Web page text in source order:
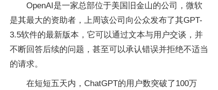
OpenAI是一家总部位于美国旧金山的公司，微软
是其最大的资助者，上周该公司向公众发布了其GPT-
3.5软件的最新版本，它可以通过文本与用户交谈，并
不断回答后续的问题，甚至可以承认错误并拒绝不适当
的请求。
在短短五天内，ChatGPT的用户数突破了100万